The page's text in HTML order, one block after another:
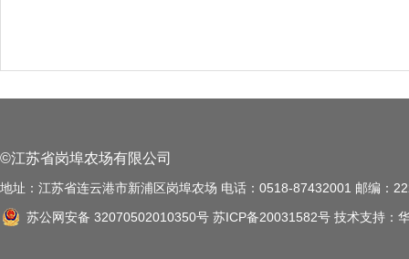
©江苏省岗埠农场有限公司
地址：江苏省连云港市新浦区岗埠农场 电话：0518-87432001 邮编：
苏公网安备 32070502010350号 苏ICP备20031582号 技术支持：